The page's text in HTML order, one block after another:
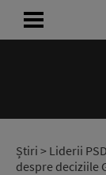
Știri > Liderii
despre deciziile
RADIO